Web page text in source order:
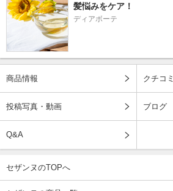
髪悩みをケア！
ディアボーテ
商品情報 クチコミ
投稿写真・動画 ブログ
Q&A
セザンヌのTOPへ